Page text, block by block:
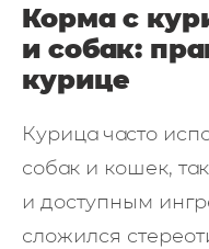
Корма с
и собак:
курице
Курица часто
собак и кошек,
и доступным
сложился